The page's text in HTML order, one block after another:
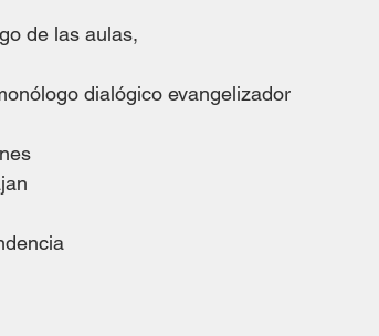
de las aulas,
dialógico evangelizador